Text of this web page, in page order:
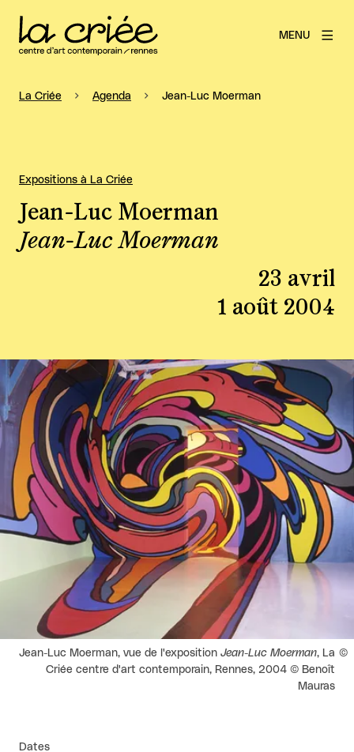
MENU
La Criée Agenda Jean-Luc Moerman
Jean-Luc Moerman
Jean-Luc Moerman
23 avril
1 août 2004
Expositions à La Criée
Agrandir
Droits réservés :
Jean-Luc Moerman, vue de l'exposition Jean-Luc Moerman, La
Criée centre d'art contemporain, Rennes, 2004 © Benoît
Mauras
Dates